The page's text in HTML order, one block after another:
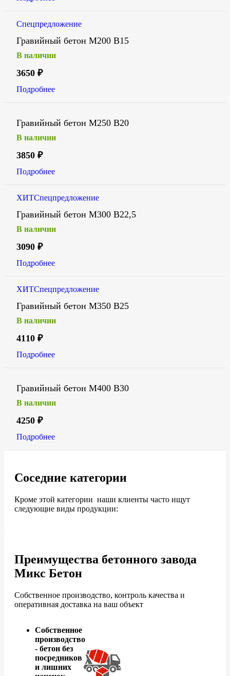
Спецпредложение
Гравийный бетон М200 В15
В наличии
3650 ₽
Подробнее
Гравийный бетон М250 В20
В наличии
3850 ₽
Подробнее
ХИТСпецпредложение
Гравийный бетон М300 В22,5
В наличии
3090 ₽
Подробнее
ХИТСпецпредложение
Гравийный бетон М350 В25
В наличии
4110 ₽
Подробнее
Гравийный бетон М400 В30
В наличии
4250 ₽
Подробнее
Соседние категории
Кроме этой категории наши клиенты часто ищут
следующие виды продукции:
Преимущества бетонного завода
Микс Бетон
Собственное производство, контроль качества и
оперативная доставка на ваш объект
Собственное
производство
- бетон без
посредников
и лишних